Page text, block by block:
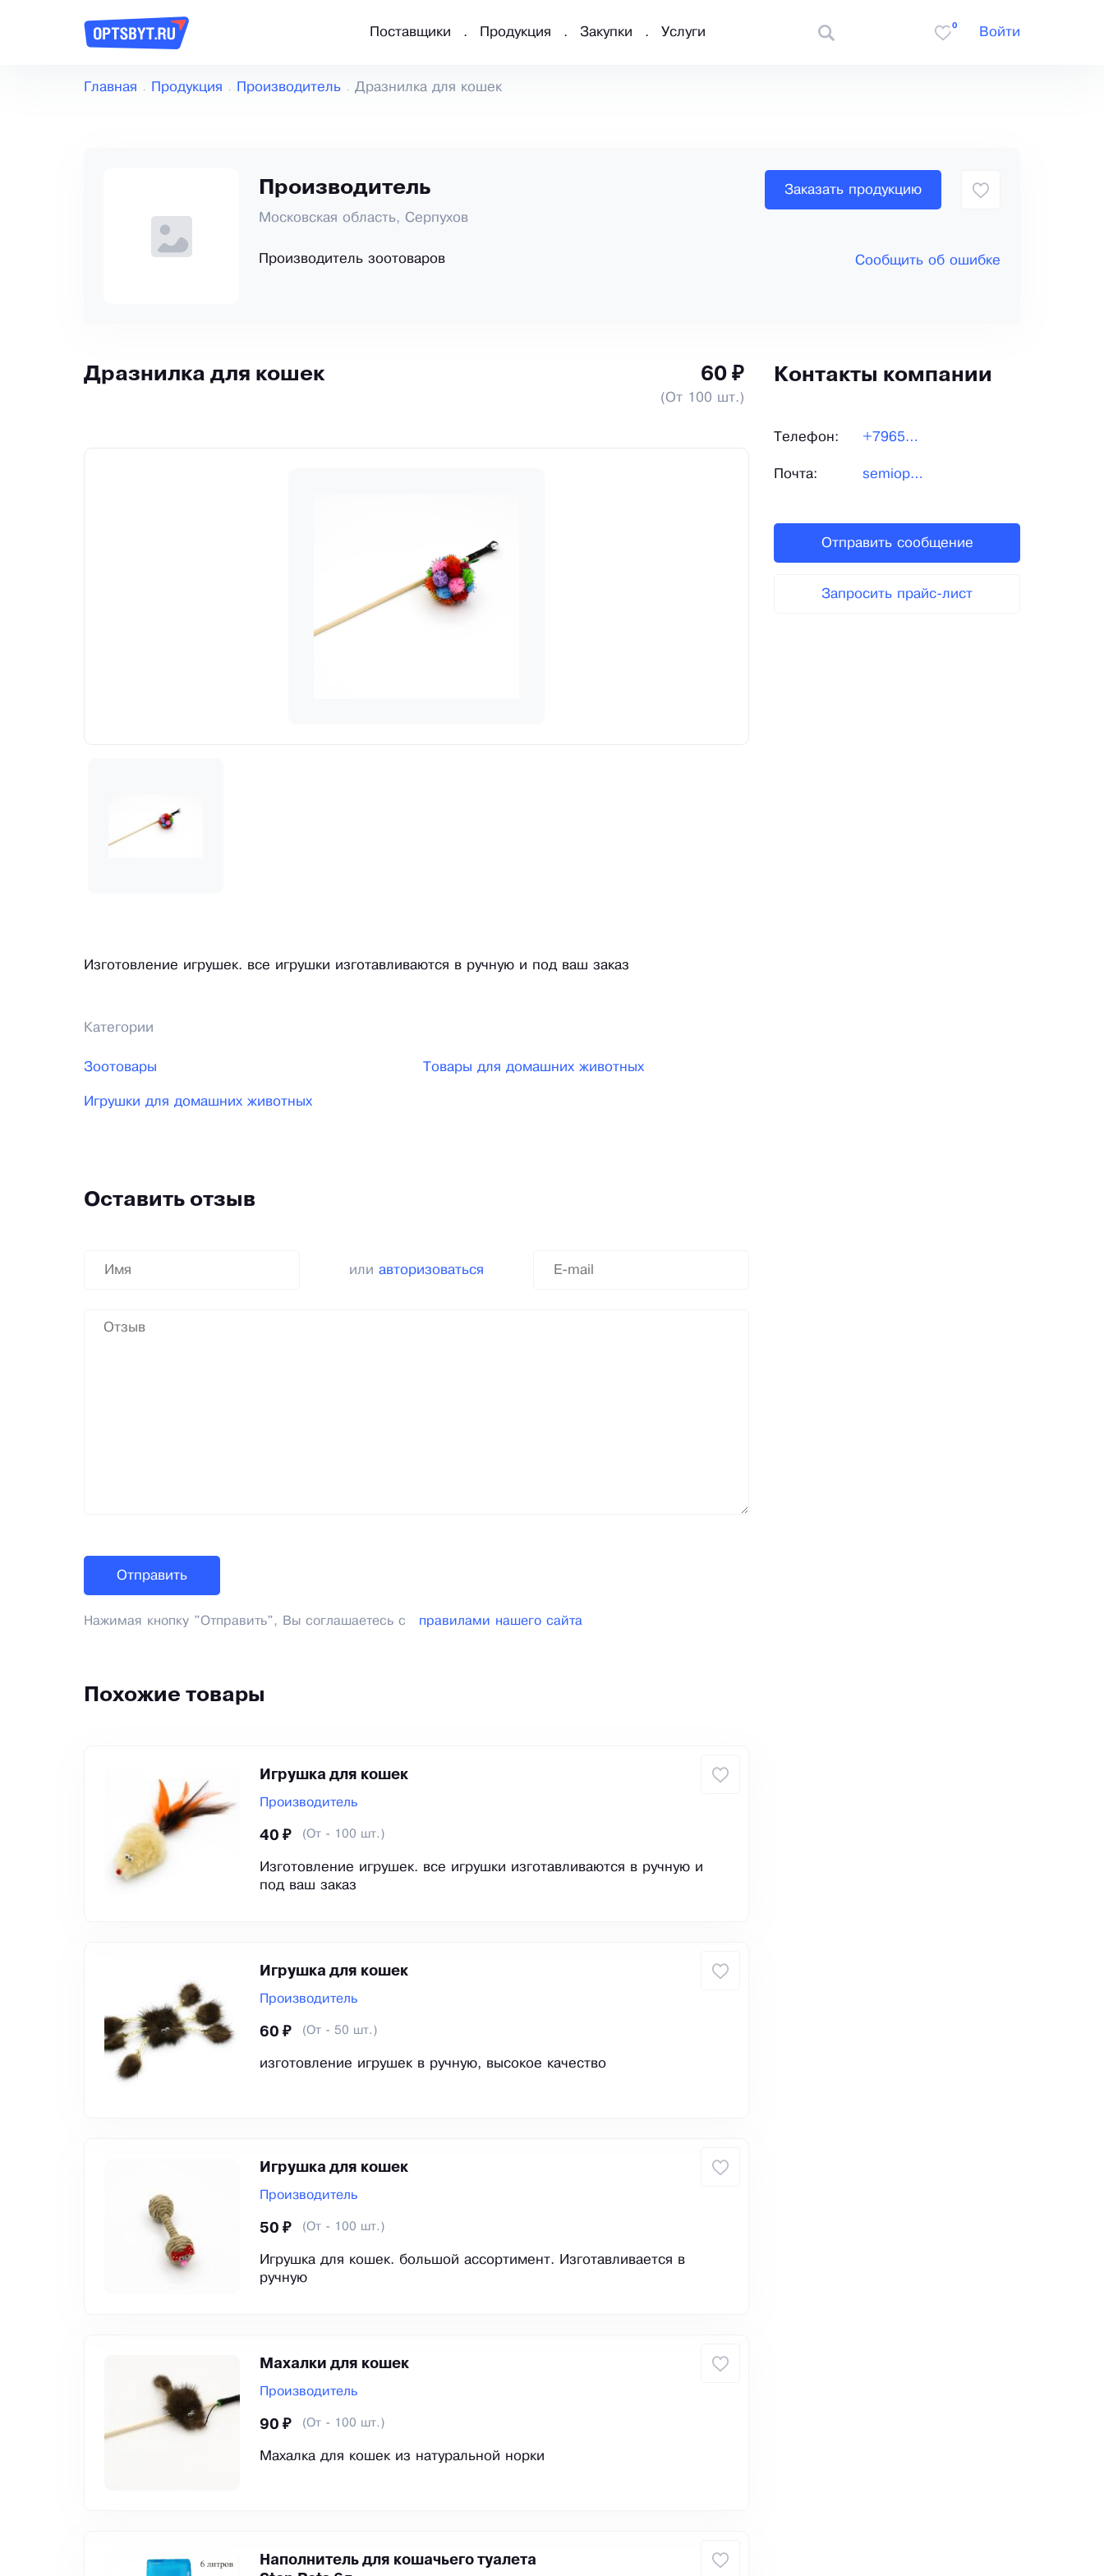
Поставщики Продукция Закупки Услуги
0
Войти
Главная Продукция Производитель Дразнилка для кошек
Производитель
Московская область, Серпухов
Производитель зоотоваров
Заказать продукцию
Сообщить об ошибке
Дразнилка для кошек 60 ₽
(От 100 шт.)
Изготовление игрушек. все игрушки изготавливаются в ручную и под ваш заказ
Категории
Зоотовары Товары для домашних животных
Игрушки для домашних животных
Оставить отзыв
или авторизоваться
Нажимая кнопку "Отправить", Вы соглашаетесь с правилами нашего сайта
Похожие товары
Игрушка для кошек
Производитель
40 ₽ (От - 100 шт.)
Изготовление игрушек. все игрушки изготавливаются в ручную и
под ваш заказ
Игрушка для кошек
Производитель
60 ₽ (От - 50 шт.)
изготовление игрушек в ручную, высокое качество
Игрушка для кошек
Производитель
50 ₽ (От - 100 шт.)
Игрушка для кошек. большой ассортимент. Изготавливается в
ручную
Махалки для кошек
Производитель
90 ₽ (От - 100 шт.)
Махалка для кошек из натуральной норки
Наполнитель для кошачьего туалета
Контакты компании
Телефон: +79653602727
Почта: semioptzoo@yandex.ru
Отправить сообщение
Запросить прайс-лист